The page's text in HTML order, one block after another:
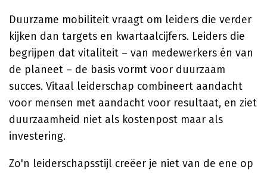
Duurzame mobiliteit vraagt om leiders die verder
kijken dan targets en kwartaalcijfers. Leiders die
begrijpen dat vitaliteit – van medewerkers én van
de planeet – de basis vormt voor duurzaam
succes. Vitaal leiderschap combineert aandacht
voor mensen met aandacht voor resultaat, en ziet
duurzaamheid niet als kostenpost maar als
investering.
Zo'n leiderschapsstijl creëer je niet van de ene op